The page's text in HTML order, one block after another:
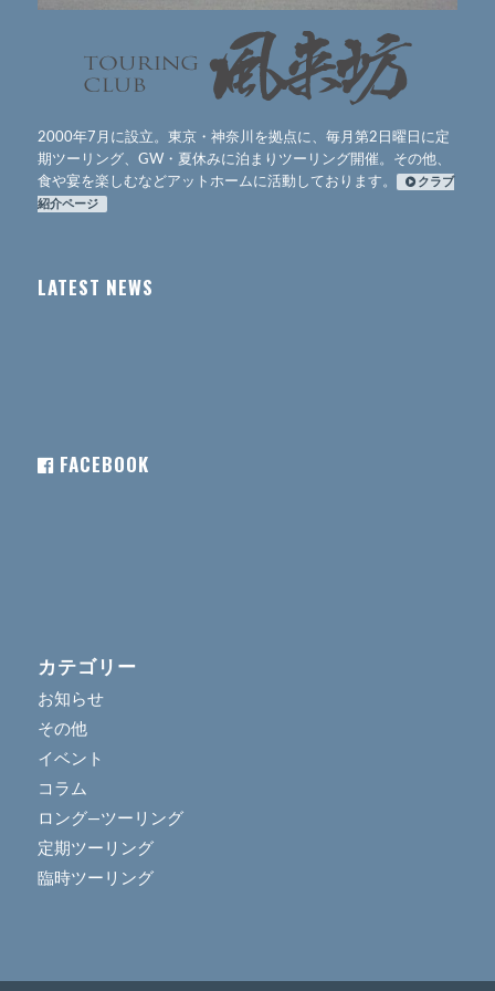
2000年7月に設立。東京・神奈川を拠点に、毎月第2日曜日に定
期ツーリング、GW・夏休みに泊まりツーリング開催。その他、
食や宴を楽しむなどアットホームに活動しております。
クラブ
紹介ページ
LATEST NEWS
FACEBOOK
カテゴリー
お知らせ
その他
イベント
コラム
ロング―ツーリング
定期ツーリング
臨時ツーリング